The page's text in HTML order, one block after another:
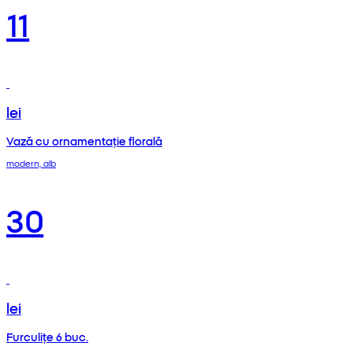
11
lei
Vază cu ornamentație florală
modern, alb
30
lei
Furculițe 6 buc.